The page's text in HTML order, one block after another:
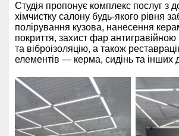
Студія пропонує комплекс послуг з
хімчистку салону будь-якого рівня
полірування кузова, нанесення
покриття, захист фар
та віброізоляцію, а також
елементів — керма, сидінь та інших